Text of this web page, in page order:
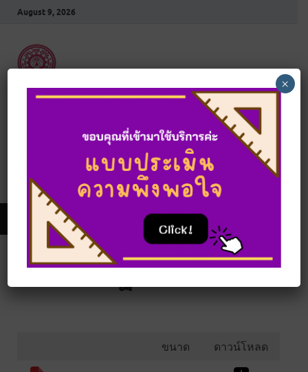
August 9, 2026
สำนักงานตรวจสอบ
ภายใน
สำนักงานอธิการบดี มหาวิทยาลัยมหาจุฬาลงกรณราช
MAIN MENU
แผนการปฏิบัติงาน KM
ขนาด ดาวน์โหลด
×